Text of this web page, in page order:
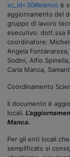
sc_id=30#elenco è
aggiornamento del
gruppo di lavoro
esecutivo: dott.ssa
coordinatore:
Angela
Sodini, Alfio
Carla Manca,
Coordinamento
Il documento è
locali.
Manca.
Per gli enti locali
semplificato si